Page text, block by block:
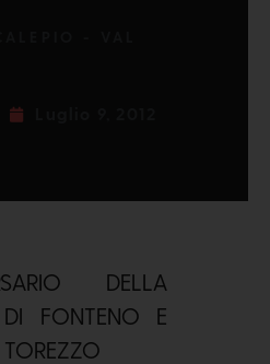
DELLA
DI FONTENO E